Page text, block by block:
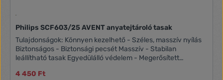
Philips SCF603/25 AVENT anyatejtároló tasak
Tulajdonságok: Könnyen kezelhető - Széles, masszív nyílás
Biztonságos - Biztonsági pecsét Masszív - Stabilan
leállítható tasak Egyedülálló védelem - Megerősített
4 450 Ft